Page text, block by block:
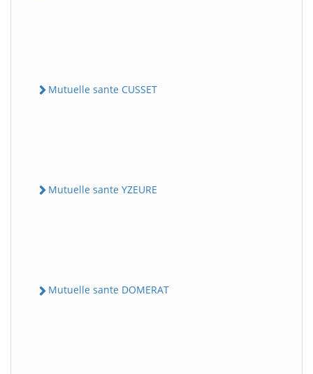
Mutuelle sante CUSSET
Mutuelle sante YZEURE
Mutuelle sante DOMERAT